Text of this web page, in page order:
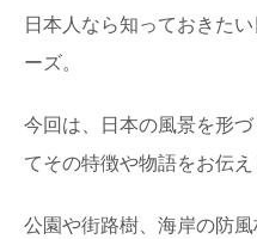
日本人なら知っておきた
ーズ。
今回は、日本の風景を形
てその特徴や物語をお伝え
公園や街路樹、海岸の防